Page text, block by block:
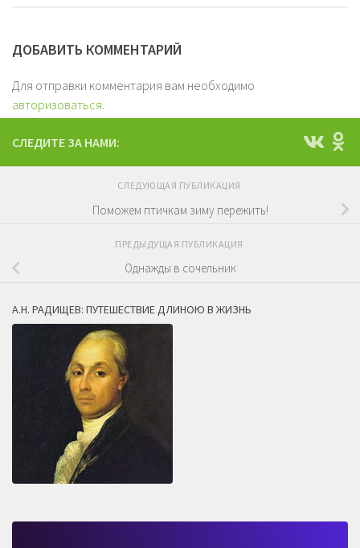
ДОБАВИТЬ КОММЕНТАРИЙ
Для отправки комментария вам необходимо
авторизоваться
СЛЕДИТЕ ЗА НАМИ:
СЛЕДУЮЩАЯ ПУБЛИКАЦИЯ
Поможем птичкам зиму пережить!
ПРЕДЫДУЩАЯ ПУБЛИКАЦИЯ
Однажды в сочельник
А.Н. РАДИЩЕВ: ПУТЕШЕСТВИЕ ДЛИНОЮ В ЖИЗНЬ